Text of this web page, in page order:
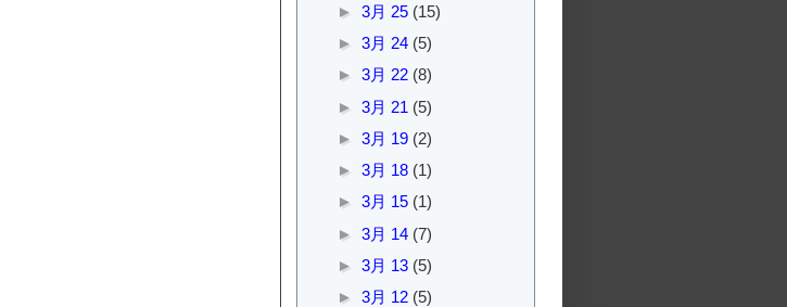
► 3月 25 (15)
► 3月 24 (5)
► 3月 22 (8)
► 3月 21 (5)
► 3月 19 (2)
► 3月 18 (1)
► 3月 15 (1)
► 3月 14 (7)
► 3月 13 (5)
► 3月 12 (5)